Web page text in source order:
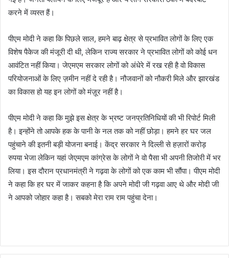
करने में व्यस्त हैं।
पीएम मोदी ने कहा कि पिछले साल, हमने बाढ़ क्षेत्र से प्रभावित लोगों के लिए एक
विशेष पैकेज की मंजूरी दी थी, लेकिन राज्य सरकार ने प्रभावित लोगों को कोई धन
आवंटित नहीं किया। जेएमएम सरकार लोगों को अंधेरे में रख रही है वो विकास
परियोजनाओं के लिए ज़मीन नहीं दे रही है। नौजवानों को नौकरी मिले और झारखंड
का विकास हो यह इन लोगों को मंज़ूर नहीं है।
पीएम मोदी ने कहा कि मुझे इस क्षेत्र के भ्रष्ट जनप्रतिनिधियों की भी रिपोर्ट मिली
है। इन्होंने तो आपके हक के पानी के नल तक को नहीं छोड़ा। हमने हर घर जल
पहुंचाने की इतनी बड़ी योजना बनाई। केंद्र सरकार ने दिल्ली से हज़ारों करोड़
रुपया भेजा लेकिन यहां जेएमएम कांग्रेस के लोगों ने वो पैसा भी अपनी तिजोरी में भर
लिया। इस दौरान प्रधानमंत्री ने गढ़वा के लोगों को एक काम भी सौंपा। पीएम मोदी
ने कहा कि हर घर में जाकर कहना है कि अपने मोदी जी गढ़वा आए थे और मोदी जी
ने आपको जोहार कहा है। सबको मेरा राम राम पहुंचा देना।